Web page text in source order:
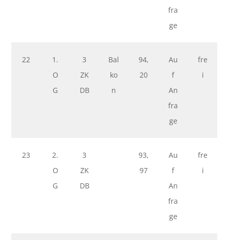
fra
ge
22
1.
O
G
3
ZK
DB
Bal
ko
n
94,
20
Au
f
An
fra
ge
fre
i
23
2.
O
G
3
ZK
DB
93,
97
Au
f
An
fra
ge
fre
i